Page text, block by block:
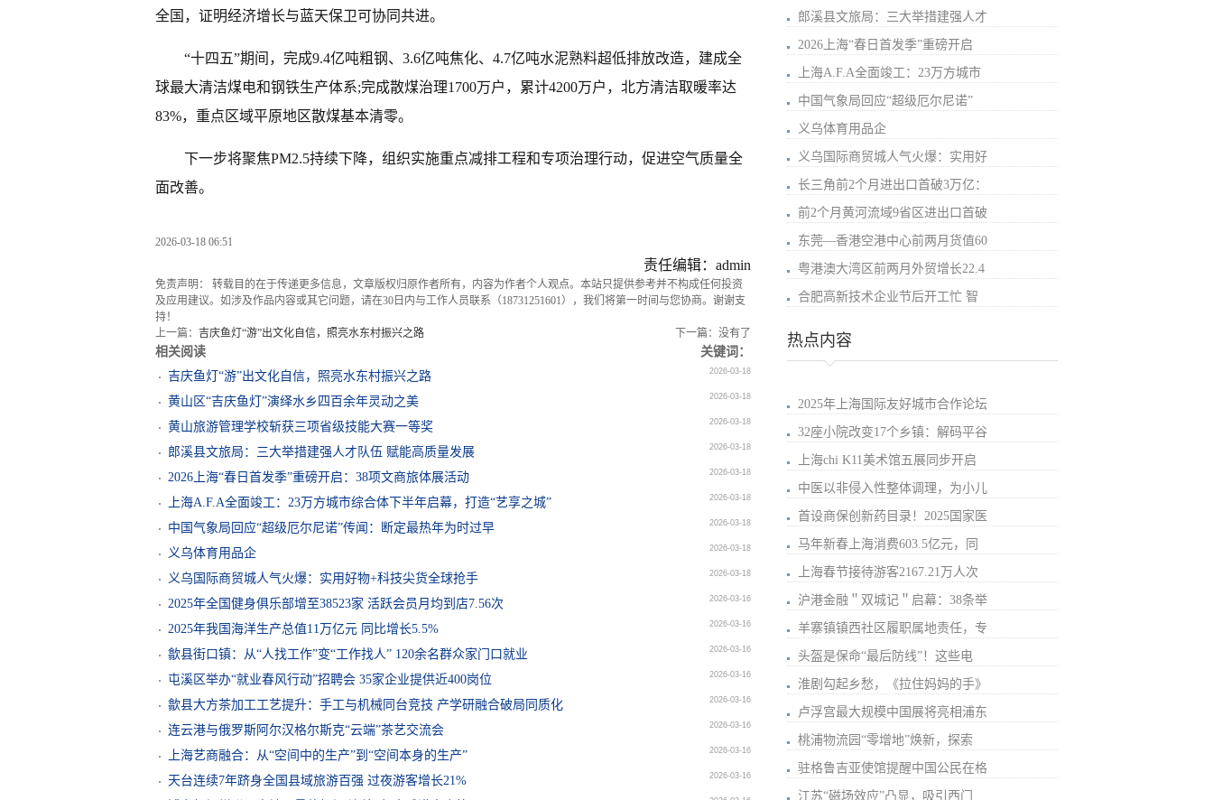
全国，证明经济增长与蓝天保卫可协同共进。
“十四五”期间，完成9.4亿吨粗钢、3.6亿吨焦化、4.7亿吨水泥熟料超低排放改造，建成全
球最大清洁煤电和钢铁生产体系;完成散煤治理1700万户，累计4200万户，北方清洁取暖率达
83%，重点区域平原地区散煤基本清零。
下一步将聚焦PM2.5持续下降，组织实施重点减排工程和专项治理行动，促进空气质量全
面改善。
2026-03-18 06:51
责任编辑：admin
免责声明： 转载目的在于传递更多信息，文章版权归原作者所有，内容为作者个人观点。本站只提供参考并不构成任何投资
及应用建议。如涉及作品内容或其它问题，请在30日内与工作人员联系（18731251601），我们将第一时间与您协商。谢谢支
持！
上一篇： 吉庆鱼灯“游”出文化自信，照亮水东村振兴之路 下一篇：没有了
相关阅读
关键词：
吉庆鱼灯“游”出文化自信，照亮水东村振兴之路
2026-03-18
黄山区“吉庆鱼灯”演绎水乡四百余年灵动之美 2026-03-18
黄山旅游管理学校斩获三项省级技能大赛一等奖 2026-03-18
郎溪县文旅局：三大举措建强人才队伍 赋能高质量发展 2026-03-18
2026上海“春日首发季”重磅开启：38项文商旅体展活动 2026-03-18
上海A.F.A全面竣工：23万方城市综合体下半年启幕，打造“艺享之城” 2026-03-18
中国气象局回应“超级厄尔尼诺”传闻：断定最热年为时过早 2026-03-18
义乌体育用品企 2026-03-18
义乌国际商贸城人气火爆：实用好物+科技尖货全球抢手 2026-03-18
2025年全国健身俱乐部增至38523家 活跃会员月均到店7.56次 2026-03-16
2025年我国海洋生产总值11万亿元 同比增长5.5% 2026-03-16
歙县街口镇：从“人找工作”变“工作找人” 120余名群众家门口就业 2026-03-16
屯溪区举办“就业春风行动”招聘会 35家企业提供近400岗位 2026-03-16
歙县大方茶加工工艺提升：手工与机械同台竞技 产学研融合破局同质化 2026-03-16
连云港与俄罗斯阿尔汉格尔斯克“云端”茶艺交流会 2026-03-16
上海艺商融合：从“空间中的生产”到“空间本身的生产” 2026-03-16
天台连续7年跻身全国县域旅游百强 过夜游客增长21% 2026-03-16
郎溪县文旅局：三大举措建强人才
2026上海“春日首发季”重磅开启
上海A.F.A全面竣工：23万方城市
中国气象局回应“超级厄尔尼诺”
义乌体育用品企
义乌国际商贸城人气火爆：实用好
长三角前2个月进出口首破3万亿：
前2个月黄河流域9省区进出口首破
东莞—香港空港中心前两月货值60
粤港澳大湾区前两月外贸增长22.4
合肥高新技术企业节后开工忙 智
热点内容
2025年上海国际友好城市合作论坛
32座小院改变17个乡镇：解码平谷
上海chi K11美术馆五展同步开启
中医以非侵入性整体调理，为小儿
首设商保创新药目录！2025国家医
马年新春上海消费603.5亿元，同
上海春节接待游客2167.21万人次
沪港金融＂双城记＂启幕：38条举
羊寨镇镇西社区履职属地责任，专
头盔是保命“最后防线”！这些电
淮剧勾起乡愁，《拉住妈妈的手》
卢浮宫最大规模中国展将亮相浦东
桃浦物流园“零增地”焕新，探索
驻格鲁吉亚使馆提醒中国公民在格
江苏“磁场效应”凸显，吸引西门